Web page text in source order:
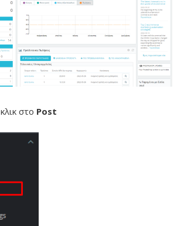
στο Post